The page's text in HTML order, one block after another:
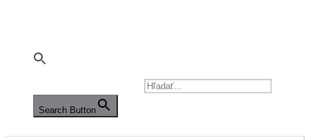
Search Button